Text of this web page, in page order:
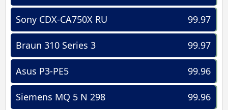
99.97
Sony CDX-CA750X RU
99.97
Braun 310 Series 3
99.96
Asus P3-PE5
99.96
Siemens MQ 5 N 298